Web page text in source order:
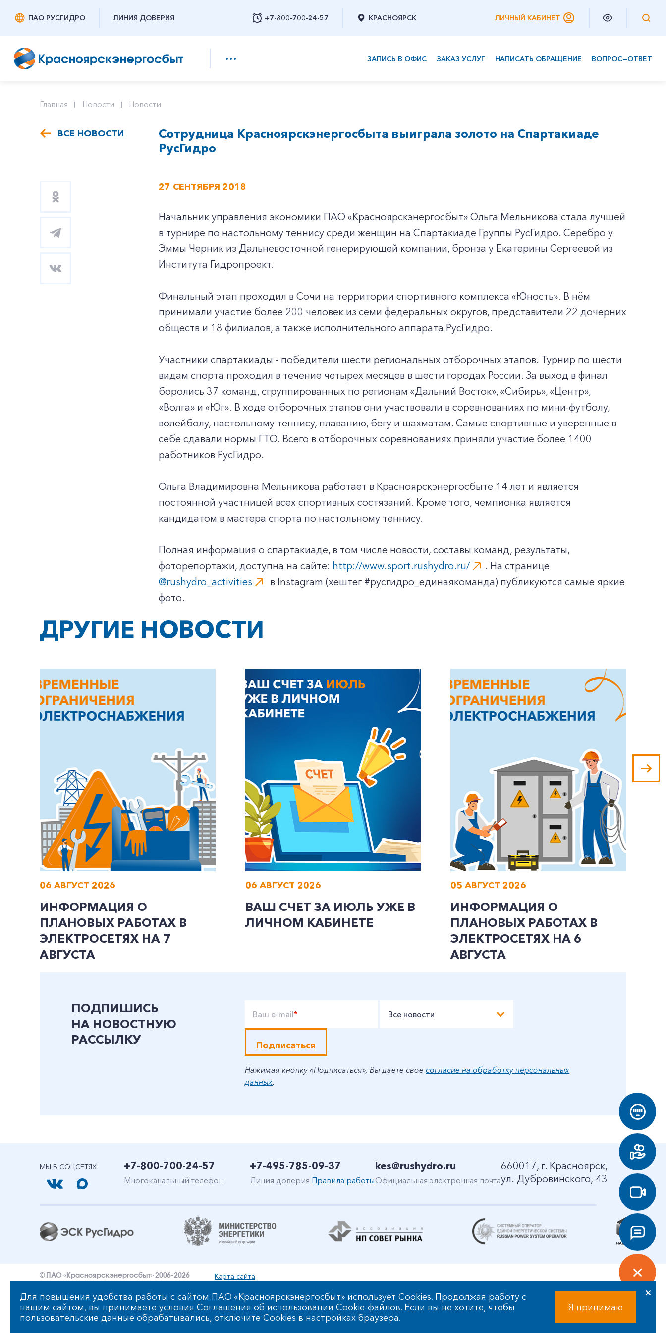
ПАО РУСГИДРО ЛИНИЯ ДОВЕРИЯ +7-800-700-24-57
Заказать обратный звонок
КРАСНОЯРСК ЛИЧНЫЙ КАБИНЕТ
ЗАПИСЬ В ОФИС ЗАКАЗ УСЛУГ НАПИСАТЬ ОБРАЩЕНИЕ ВОПРОС—ОТВЕТ
+7-800-700-24-57
Частным клиентам
Корпоративным клиентам
Главная Новости Новости
ВСЕ НОВОСТИ
Сотрудница Красноярскэнергосбыта выиграла золото на Спартакиаде
РусГидро
27 СЕНТЯБРЯ 2018
Начальник управления экономики ПАО «Красноярскэнергосбыт» Ольга Мельникова стала лучшей
в турнире по настольному теннису среди женщин на Спартакиаде Группы РусГидро. Серебро у
Эммы Черник из Дальневосточной генерирующей компании, бронза у Екатерины Сергеевой из
Института Гидропроект.
Финальный этап проходил в Сочи на территории спортивного комплекса «Юность». В нём
принимали участие более 200 человек из семи федеральных округов, представители 22 дочерних
обществ и 18 филиалов, а также исполнительного аппарата РусГидро.
Участники спартакиады - победители шести региональных отборочных этапов. Турнир по шести
видам спорта проходил в течение четырех месяцев в шести городах России. За выход в финал
боролись 37 команд, сгруппированных по регионам «Дальний Восток», «Сибирь», «Центр»,
«Волга» и «Юг». В ходе отборочных этапов они участвовали в соревнованиях по мини-футболу,
волейболу, настольному теннису, плаванию, бегу и шахматам. Самые спортивные и уверенные в
себе сдавали нормы ГТО. Всего в отборочных соревнованиях приняли участие более 1400
работников РусГидро.
Ольга Владимировна Мельникова работает в Красноярскэнергосбыте 14 лет и является
постоянной участницей всех спортивных состязаний. Кроме того, чемпионка является
кандидатом в мастера спорта по настольному теннису.
Полная информация о спартакиаде, в том числе новости, составы команд, результаты,
фоторепортажи, доступна на сайте: http://www.sport.rushydro.ru/
. На странице
@rushydro_activities
в Instagram (хештег #русгидро_единаякоманда) публикуются самые яркие
фото.
ДРУГИЕ НОВОСТИ
06 АВГУСТ 2026
ИНФОРМАЦИЯ О
ПЛАНОВЫХ РАБОТАХ В
ЭЛЕКТРОСЕТЯХ НА 7
АВГУСТА
06 АВГУСТ 2026
ВАШ СЧЕТ ЗА ИЮЛЬ УЖЕ В
ЛИЧНОМ КАБИНЕТЕ
05 АВГУСТ 2026
ИНФОРМАЦИЯ О
ПЛАНОВЫХ РАБОТАХ В
ЭЛЕКТРОСЕТЯХ НА 6
АВГУСТА
ПОДПИШИСЬ
НА НОВОСТНУЮ
РАССЫЛКУ
Ваш e-mail* Все новости
Подписаться
Нажимая кнопку «Подписаться», Вы даете своесогласие на обработку персональных
данных.
МЫ В СОЦСЕТЯХ +7-800-700-24-57
Многоканальный телефон
+7-495-785-09-37
Линия доверия Правила работы
kes@rushydro.ru
Официальная электронная почта
660017, г. Красноярск,
ул. Дубровинского, 43
© ПАО «Красноярскэнергосбыт» 2006-2026
Карта сайта
Уведомление об ответственности и праве интеллектуальной собственности
Политика ПАО «Красноярскэнергосбыт» в отношении обработки персональных данных
Для повышения удобства работы с сайтом ПАО «Красноярскэнергосбыт» использует Cookies. Продолжая работу с
нашим сайтом, вы принимаете условия Соглашения об использовании Cookie-файлов. Если вы не хотите, чтобы
пользовательские данные обрабатывались, отключите Cookies в настройках браузера.
Я принимаю